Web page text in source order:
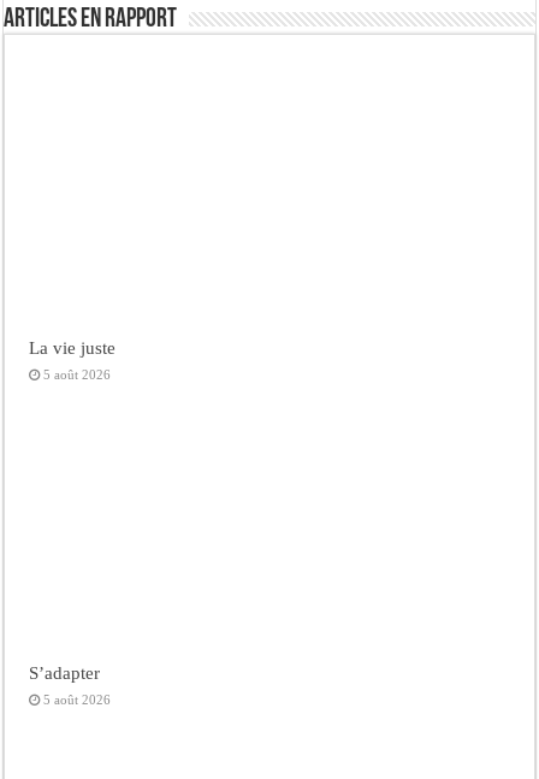
Articles en rapport
La vie juste
5 août 2026
S’adapter
5 août 2026